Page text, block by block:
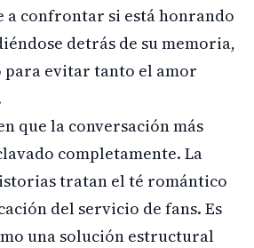
a confrontar si está honrando
detrás de su memoria,
para evitar tanto el amor
que la conversación más
completamente. La
tratan el té romántico
del servicio de fans. Es
una solución estructural